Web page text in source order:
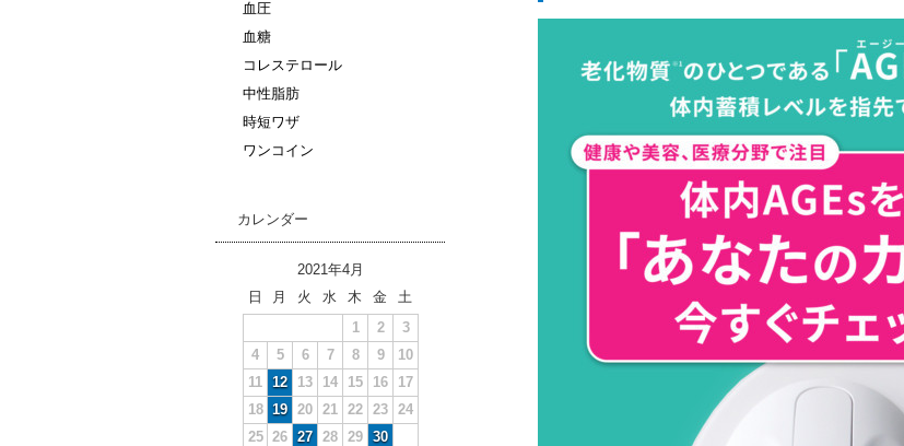
血圧
血糖
コレステロール
中性脂肪
時短ワザ
ワンコイン
カレンダー
2021年4月
日
月 火 水 木 金
土
1
2
3
4
5 6 7 8 9
10
11 12 13 14 15 16
17
18 19 20 21 22 23 24
25 26 27 28 29 30